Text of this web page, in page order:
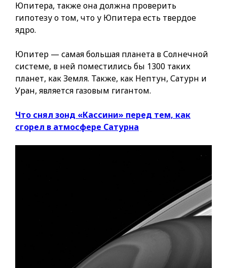
Юпитера, также она должна проверить
гипотезу о том, что у Юпитера есть твердое
ядро.
Юпитер — самая большая планета в Солнечной
системе, в ней поместились бы 1300 таких
планет, как Земля. Также, как Нептун, Сатурн и
Уран, является газовым гигантом.
Что снял зонд «Кассини» перед тем, как
сгорел в атмосфере Сатурна